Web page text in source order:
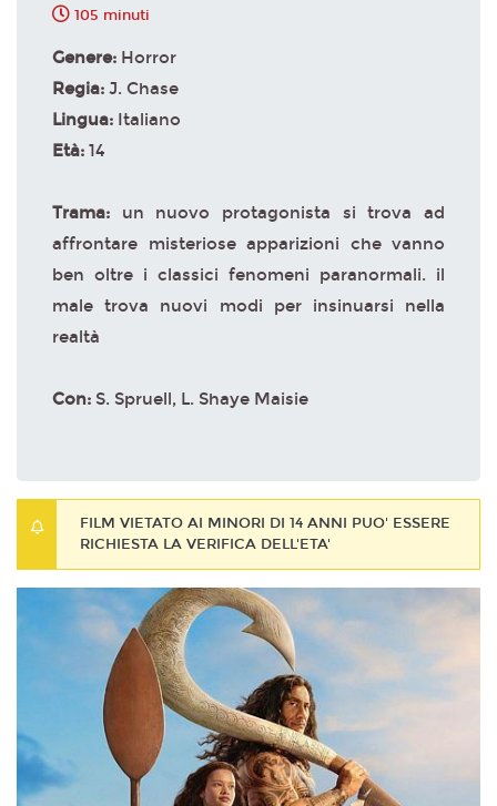
105 minuti
Genere: Horror
Regia: J. Chase
Lingua: Italiano
Età: 14
Trama: un nuovo protagonista si trova ad
affrontare misteriose apparizioni che vanno
ben oltre i classici fenomeni paranormali. il
male trova nuovi modi per insinuarsi nella
realtà
Con: S. Spruell, L. Shaye Maisie
FILM VIETATO AI MINORI DI 14 ANNI PUO' ESSERE
RICHIESTA LA VERIFICA DELL'ETA'